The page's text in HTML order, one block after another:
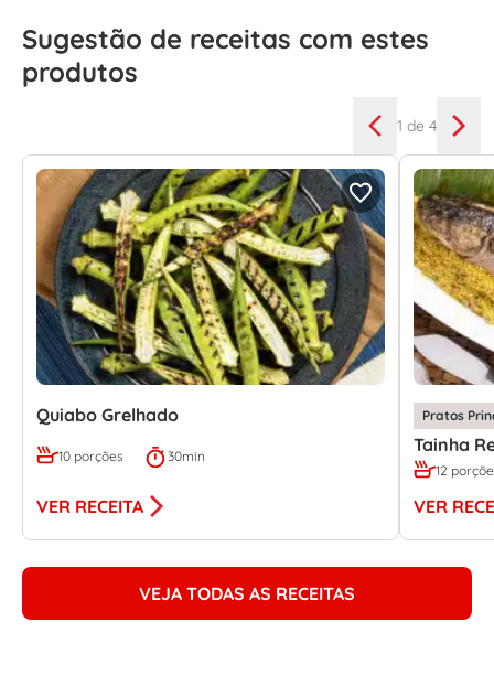
Sugestão de receitas com estes
produtos
1 de 4
Quiabo Grelhado
10 porções 30min
VER RECEITA
Pratos
Tainha
12
VER
VEJA TODAS AS RECEITAS